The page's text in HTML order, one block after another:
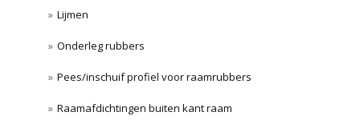
Lijmen
Onderleg rubbers
Pees/inschuif profiel voor raamrubbers
Raamafdichtingen buiten kant raam